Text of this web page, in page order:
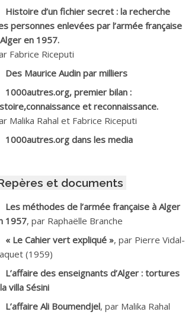
Mohamed ben Kaddour
Kouider
Ahmed dit le Coiffeur
Mohamed
Salah
M.*
Ali
Tahar
Histoire d’un fichier secret : la recherche
personnes enlevées par l’armée française
en 1957.
Fabrice Riceputi
Des Maurice Audin par milliers
1000autres.org, premier bilan :
et reconnaissance.
Malika Rahal et Fabrice Riceputi
1000autres.org dans les media
et documents
Les méthodes de l’armée française à Alger
1957, par Raphaëlle Branche
« Le Cahier vert expliqué », par Pierre Vidal-
(1959)
L’affaire des enseignants d’Alger : tortures
villa Sésini
L’affaire Ali Boumendjel, par Malika Rahal